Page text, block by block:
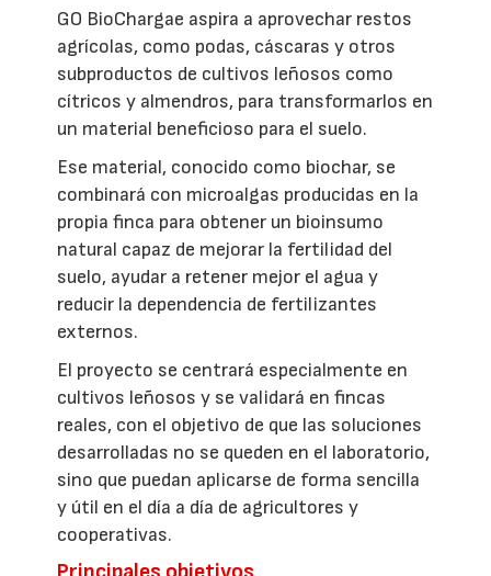
GO BioChargae aspira a aprovechar restos
agrícolas, como podas, cáscaras y otros
subproductos de cultivos leñosos como
cítricos y almendros, para transformarlos en
un material beneficioso para el suelo.
Ese material, conocido como biochar, se
combinará con microalgas producidas en la
propia finca para obtener un bioinsumo
natural capaz de mejorar la fertilidad del
suelo, ayudar a retener mejor el agua y
reducir la dependencia de fertilizantes
externos.
El proyecto se centrará especialmente en
cultivos leñosos y se validará en fincas
reales, con el objetivo de que las soluciones
desarrolladas no se queden en el laboratorio,
sino que puedan aplicarse de forma sencilla
y útil en el día a día de agricultores y
cooperativas.